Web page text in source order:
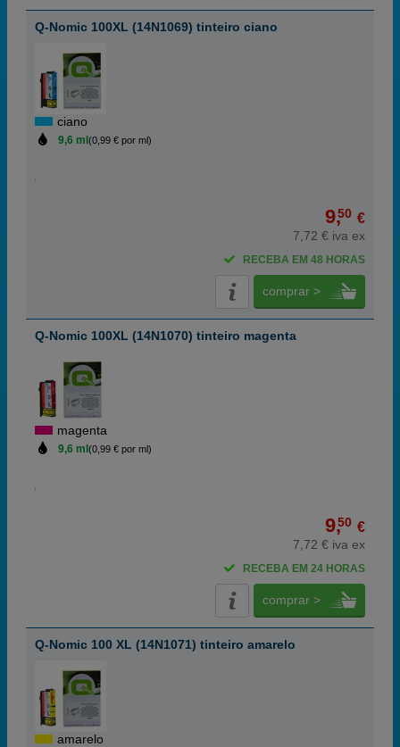
Q-Nomic 100XL (14N1069) tinteiro ciano
ciano
9,6 ml (0,99 € por ml)
9,50 €
7,72 € iva ex
RECEBA EM 48 HORAS
comprar >
Q-Nomic 100XL (14N1070) tinteiro magenta
magenta
9,6 ml (0,99 € por ml)
9,50 €
7,72 € iva ex
RECEBA EM 24 HORAS
comprar >
Q-Nomic 100 XL (14N1071) tinteiro amarelo
amarelo